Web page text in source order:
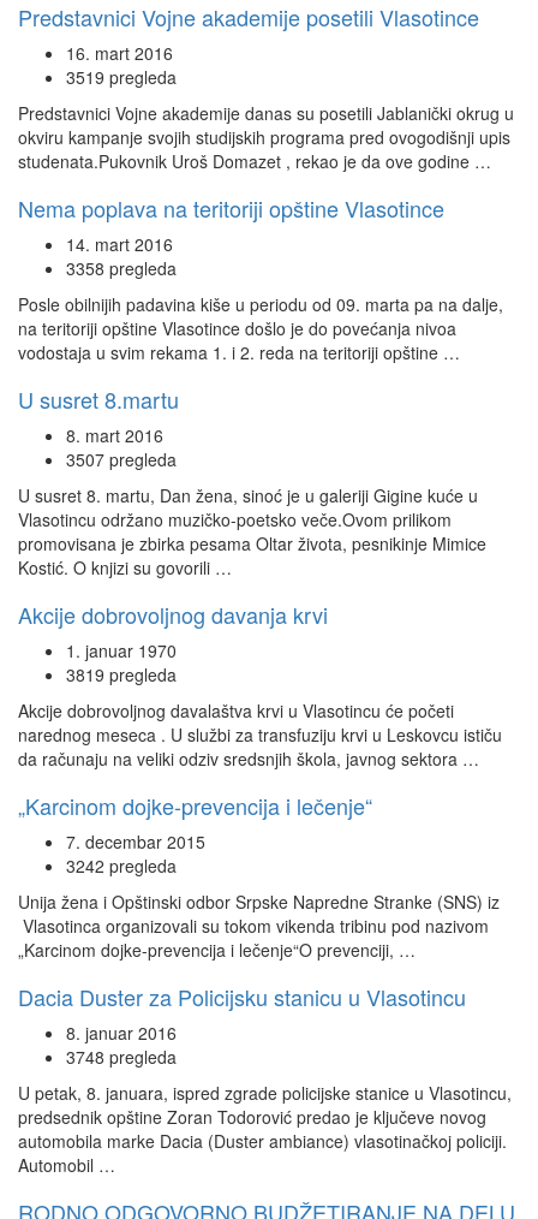
Predstavnici Vojne akademije posetili Vlasotince
16. mart 2016
3519 pregleda
Predstavnici Vojne akademije danas su posetili Jablanički okrug u
okviru kampanje svojih studijskih programa pred ovogodišnji upis
studenata.Pukovnik Uroš Domazet , rekao je da ove godine …
Nema poplava na teritoriji opštine Vlasotince
14. mart 2016
3358 pregleda
Posle obilnijih padavina kiše u periodu od 09. marta pa na dalje,
na teritoriji opštine Vlasotince došlo je do povećanja nivoa
vodostaja u svim rekama 1. i 2. reda na teritoriji opštine …
U susret 8.martu
8. mart 2016
3507 pregleda
U susret 8. martu, Dan žena, sinoć je u galeriji Gigine kuće u
Vlasotincu održano muzičko-poetsko veče.Ovom prilikom
promovisana je zbirka pesama Oltar života, pesnikinje Mimice
Kostić. O knjizi su govorili …
Akcije dobrovoljnog davanja krvi
1. januar 1970
3819 pregleda
Akcije dobrovoljnog davalaštva krvi u Vlasotincu će početi
narednog meseca . U službi za transfuziju krvi u Leskovcu ističu
da računaju na veliki odziv sredsnjih škola, javnog sektora …
„Karcinom dojke-prevencija i lečenje“
7. decembar 2015
3242 pregleda
Unija žena i Opštinski odbor Srpske Napredne Stranke (SNS) iz
Vlasotinca organizovali su tokom vikenda tribinu pod nazivom
„Karcinom dojke-prevencija i lečenje“O prevenciji, …
Dacia Duster za Policijsku stanicu u Vlasotincu
8. januar 2016
3748 pregleda
U petak, 8. januara, ispred zgrade policijske stanice u Vlasotincu,
predsednik opštine Zoran Todorović predao je ključeve novog
automobila marke Dacia (Duster ambiance) vlasotinačkoj policiji.
Automobil …
RODNO ODGOVORNO BUDŽETIRANJE NA DELU